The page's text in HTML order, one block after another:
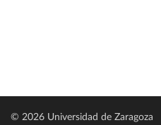
© 2026 Universidad de Zaragoza